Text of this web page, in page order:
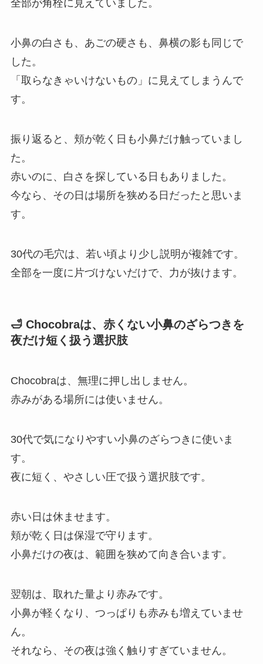
全部が角栓に見えていました。
小鼻の白さも、あごの硬さも、鼻横の影も同じで
した。
「取らなきゃいけないもの」に見えてしまうんで
す。
振り返ると、頬が乾く日も小鼻だけ触っていまし
た。
赤いのに、白さを探している日もありました。
今なら、その日は場所を狭める日だったと思いま
す。
30代の毛穴は、若い頃より少し説明が複雑です。
全部を一度に片づけないだけで、力が抜けます。
🛁 Chocobraは、赤くない小鼻のざらつきを
夜だけ短く扱う選択肢
Chocobraは、無理に押し出しません。
赤みがある場所には使いません。
30代で気になりやすい小鼻のざらつきに使いま
す。
夜に短く、やさしい圧で扱う選択肢です。
赤い日は休ませます。
頬が乾く日は保湿で守ります。
小鼻だけの夜は、範囲を狭めて向き合います。
翌朝は、取れた量より赤みです。
小鼻が軽くなり、つっぱりも赤みも増えていませ
ん。
それなら、その夜は強く触りすぎていません。